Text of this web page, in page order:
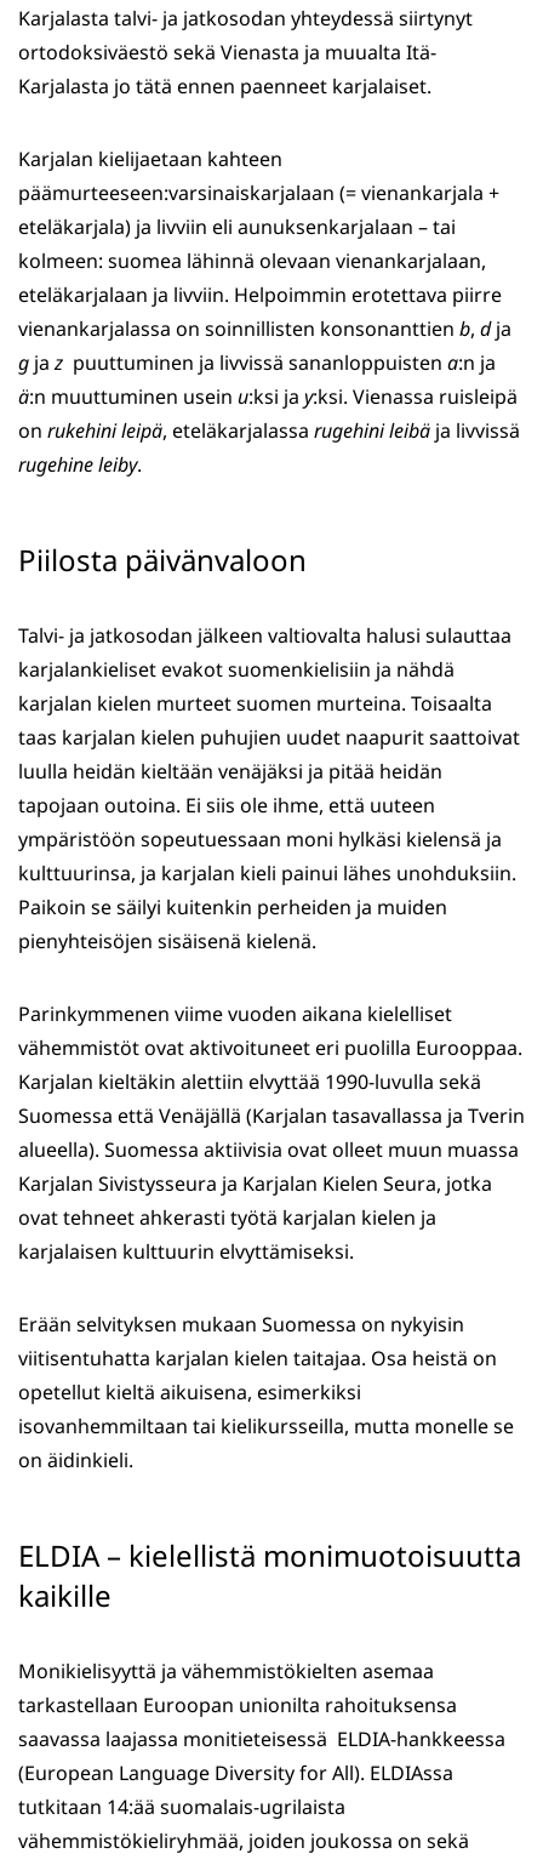
Karjalasta talvi- ja jatkosodan yhteydessä siirtynyt
ortodoksiväestö sekä Vienasta ja muualta Itä-
Karjalasta jo tätä ennen paenneet karjalaiset.
Karjalan kielijaetaan kahteen
päämurteeseen:varsinaiskarjalaan (= vienankarjala +
eteläkarjala) ja livviin eli aunuksenkarjalaan – tai
kolmeen: suomea lähinnä olevaan vienankarjalaan,
eteläkarjalaan ja livviin. Helpoimmin erotettava piirre
vienankarjalassa on soinnillisten konsonanttien b, dja
g jaz puuttuminen ja livvissä sananloppuisten a:n ja
ä:n muuttuminen usein u:ksi ja y:ksi. Vienassa ruisleipä
on rukehini leipä, eteläkarjalassa rugehini leibä ja livvissä
rugehine leiby.
Piilosta päivänvaloon
Talvi- ja jatkosodan jälkeen valtiovalta halusi sulauttaa
karjalankieliset evakot suomenkielisiin ja nähdä
karjalan kielen murteet suomen murteina. Toisaalta
taas karjalan kielen puhujien uudet naapurit saattoivat
luulla heidän kieltään venäjäksi ja pitää heidän
tapojaan outoina. Ei siis ole ihme, että uuteen
ympäristöön sopeutuessaan moni hylkäsi kielensä ja
kulttuurinsa, ja karjalan kieli painui lähes unohduksiin.
Paikoin se säilyi kuitenkin perheiden ja muiden
pienyhteisöjen sisäisenä kielenä.
Parinkymmenen viime vuoden aikana kielelliset
vähemmistöt ovat aktivoituneet eri puolilla Eurooppaa.
Karjalan kieltäkin alettiin elvyttää 1990-luvulla sekä
Suomessa että Venäjällä (Karjalan tasavallassa ja Tverin
alueella). Suomessa aktiivisia ovat olleet muun muassa
Karjalan Sivistysseura ja Karjalan Kielen Seura, jotka
ovat tehneet ahkerasti työtä karjalan kielen ja
karjalaisen kulttuurin elvyttämiseksi.
Erään selvityksen mukaan Suomessa on nykyisin
viitisentuhatta karjalan kielen taitajaa. Osa heistä on
opetellut kieltä aikuisena, esimerkiksi
isovanhemmiltaan tai kielikursseilla, mutta monelle se
on äidinkieli.
ELDIA – kielellistä monimuotoisuutta
kaikille
Monikielisyyttä ja vähemmistökielten asemaa
tarkastellaan Euroopan unionilta rahoituksensa
saavassa laajassa monitieteisessä ELDIA-hankkeessa
(European Language Diversity for All). ELDIAssa
tutkitaan 14:ää suomalais-ugrilaista
vähemmistökieliryhmää, joiden joukossa on sekä